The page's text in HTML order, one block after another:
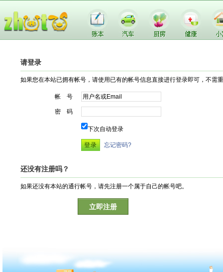
请登录
如果您在本站已拥有帐号，请使用已有的帐号信息直接进行登录即可，不需
帐 号
密 码
下次自动登录
忘记密码?
还没有注册吗？
如果还没有本站的通行帐号，请先注册一个属于自己的帐号吧。
立即注册